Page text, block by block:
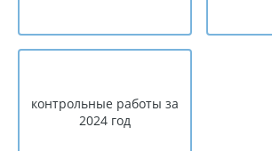
контрольные работы за
2024 год